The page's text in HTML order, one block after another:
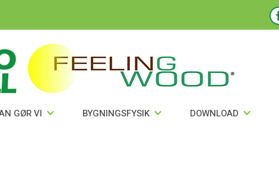
GØR VI BYGNINGSFYSIK DOWNLOAD